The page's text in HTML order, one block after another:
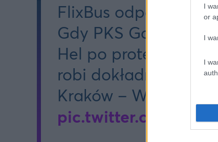
I
or
I
I
FlixBus odpala linię
Gdy PKS Gdynia
Hel po protestach i
robi dokładnie
Kraków – Warszawa
pic.twitter.com/